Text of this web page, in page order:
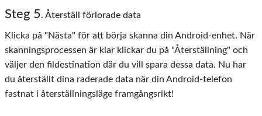
Steg 5. Återställ förlorade data
Klicka på "Nästa" för att börja skanna din Android-enhet. När
skanningsprocessen är klar klickar du på "Återställning" och
väljer den fildestination där du vill spara dessa data. Nu har
du återställt dina raderade data när din Android-telefon
fastnat i återställningsläge framgångsrikt!